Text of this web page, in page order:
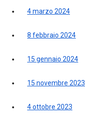
4 marzo 2024
8 febbraio 2024
15 gennaio 2024
15 novembre 2023
4 ottobre 2023